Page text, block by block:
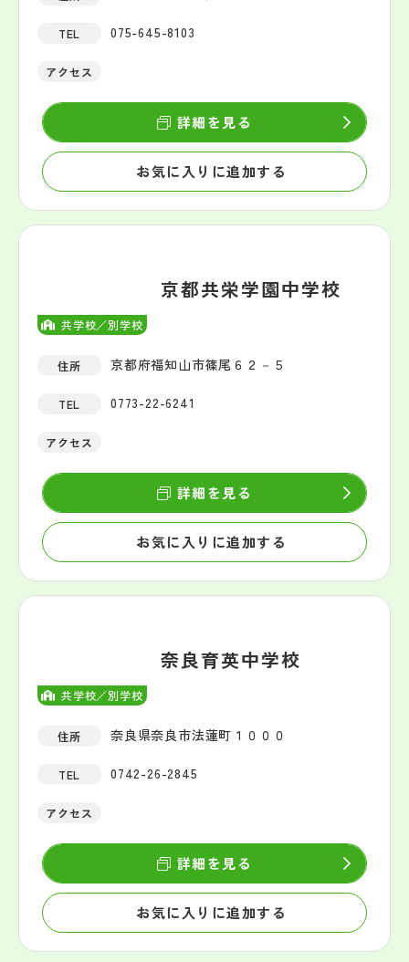
TEL 075-645-8103
アクセス
お気に入りに追加する
詳細を見る
共学校／別学校
京都共栄学園中学校
住所 京都府福知山市篠尾６２－５
TEL 0773-22-6241
アクセス
お気に入りに追加する
詳細を見る
共学校／別学校
奈良育英中学校
住所 奈良県奈良市法蓮町１０００
TEL 0742-26-2845
アクセス
お気に入りに追加する
詳細を見る